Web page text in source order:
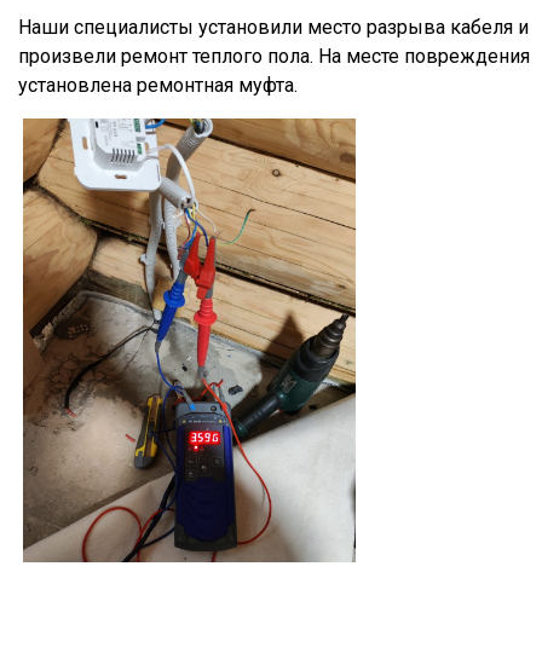
Наши специалисты установили место разрыва кабеля и
произвели ремонт теплого пола. На месте повреждения
установлена ремонтная муфта.